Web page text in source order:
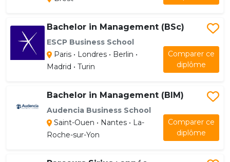
Bachelor in Management (BSc)
ESCP Business School
Paris • Londres • Berlin •
Madrid • Turin
Comparer ce
diplôme
Bachelor in Management (BIM)
Audencia Business School
Saint-Ouen • Nantes • La-
Roche-sur-Yon
Comparer ce
diplôme